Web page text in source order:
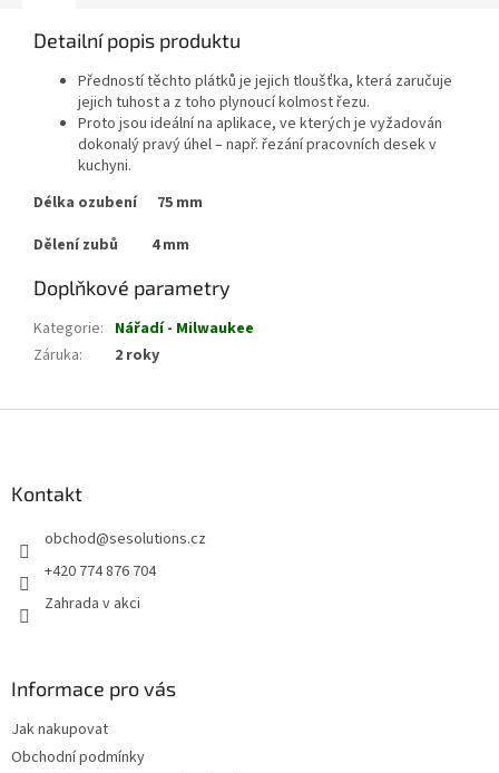
Detailní popis produktu
Předností těchto plátků je jejich tloušťka, která zaručuje
jejich tuhost a z toho plynoucí kolmost řezu.
Proto jsou ideální na aplikace, ve kterých je vyžadován
dokonalý pravý úhel – např. řezání pracovních desek v
kuchyni.
Délka ozubení 75 mm
Dělení zubů 4 mm
Doplňkové parametry
Kategorie: Nářadí - Milwaukee
Záruka: 2 roky
Kontakt
obchod@sesolutions.cz
+420 774 876 704
Zahrada v akci
Informace pro vás
Jak nakupovat
Obchodní podmínky